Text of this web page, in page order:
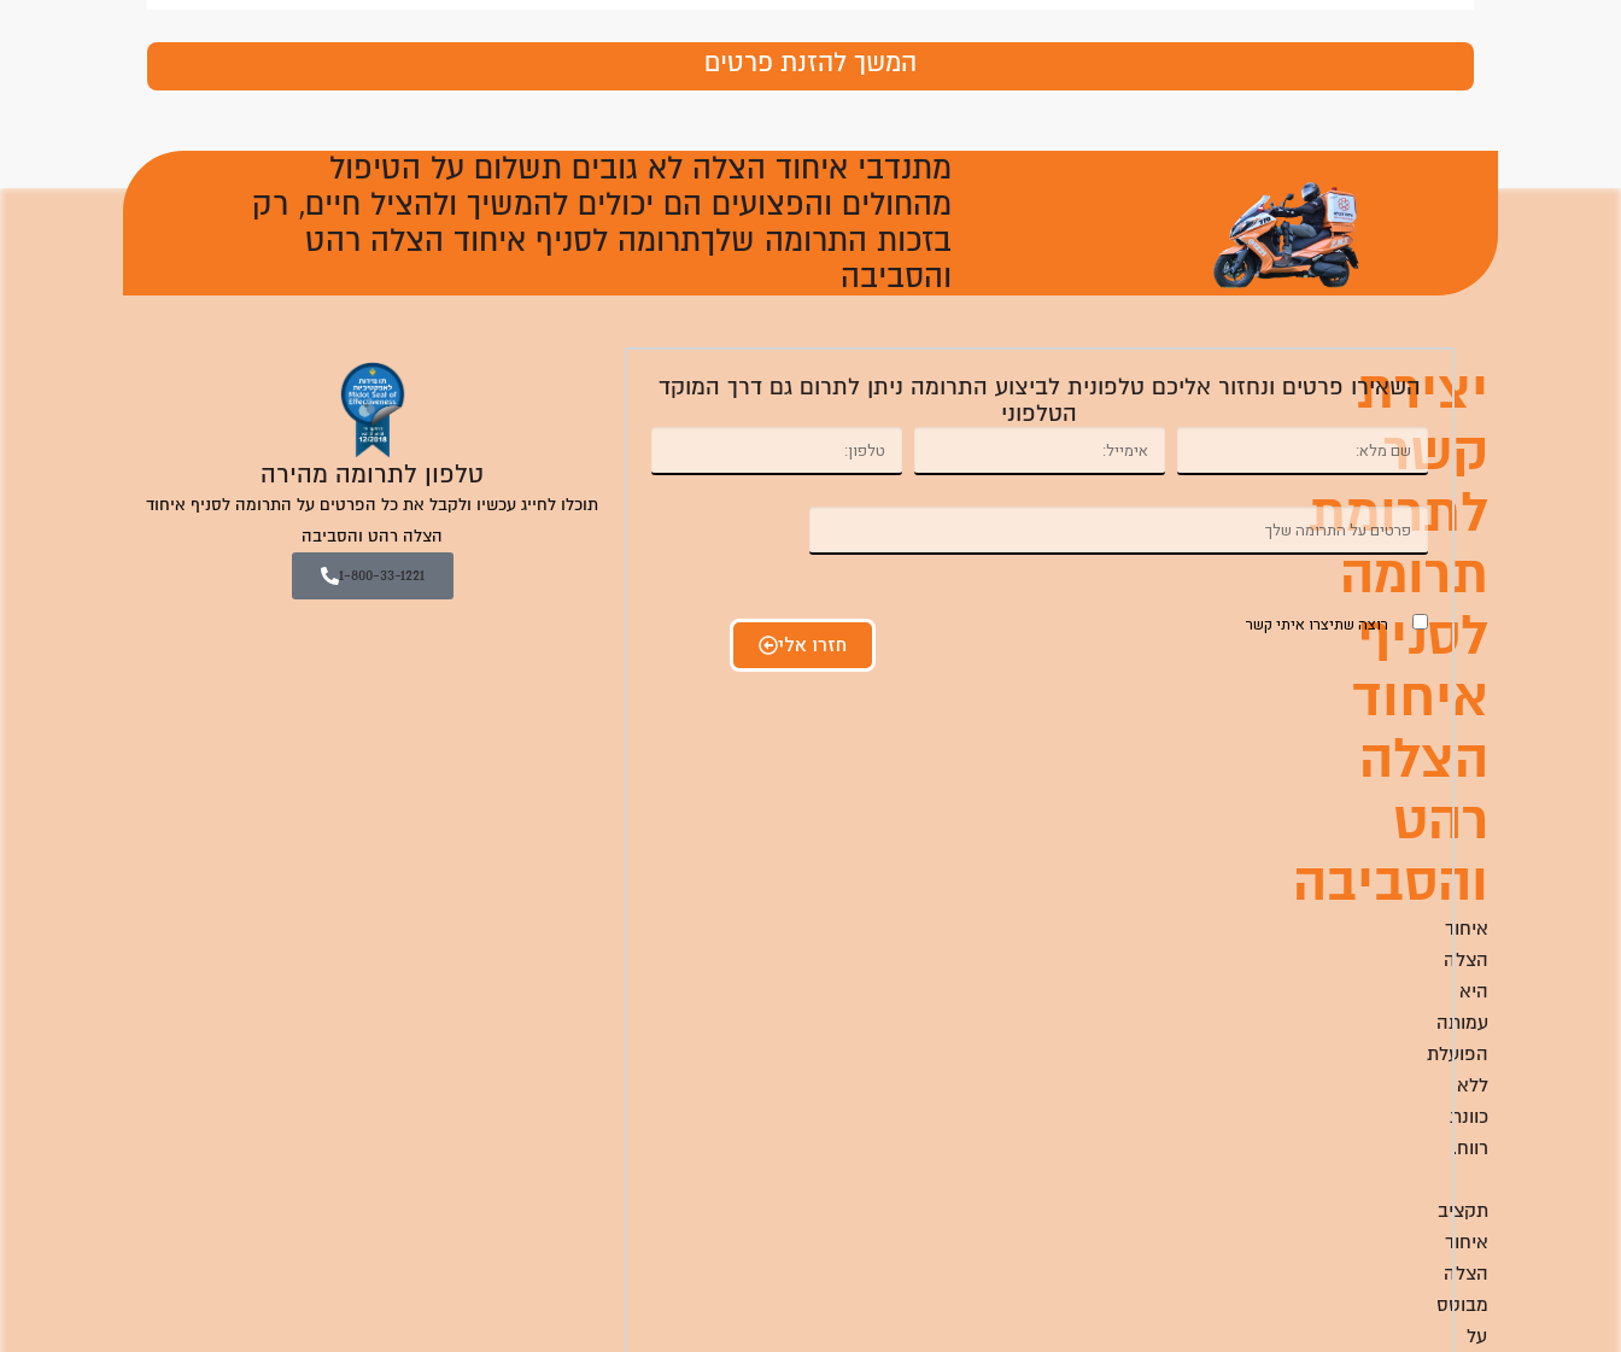
המשך להזנת פרטים
מתנדבי איחוד הצלה לא גובים תשלום על הטיפול
מהחולים והפצועים הם יכולים להמשיך ולהציל חיים, רק
בזכות התרומה שלךתרומה לסניף איחוד הצלה רהט
והסביבה
יצירת
קשר
לתרומת
תרומה
לסניף
איחוד
הצלה
רהט
והסביבה
איחוד
הצלה
היא
עמותה
הפועלת
ללא
כוונת
רווח.
תקציב
איחוד
הצלה
מבוסס
על
השאירו פרטים ונחזור אליכם טלפונית לביצוע התרומה ניתן לתרום גם דרך המוקד
הטלפוני
רוצה שתיצרו איתי קשר
חזרו אלי
טלפון לתרומה מהירה
תוכלו לחייג עכשיו ולקבל את כל הפרטים על התרומה לסניף איחוד
הצלה רהט והסביבה
1-800-33-1221